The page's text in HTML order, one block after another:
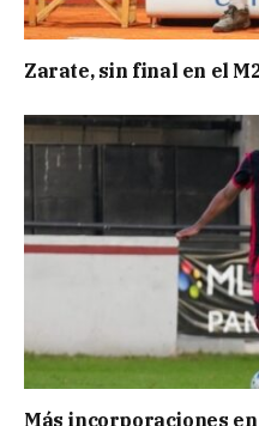
Zarate, sin final en el
Más incorporaciones